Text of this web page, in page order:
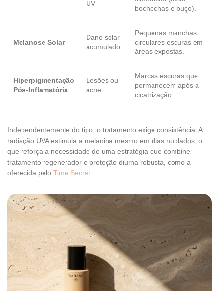
UV
bochechas e buço).
Melanose Solar
Dano solar
acumulado
Pequenas manchas
circulares escuras em
áreas expostas.
Hiperpigmentação
Pós-Inflamatória
Lesões ou
acne
Marcas escuras que
permanecem após a
cicatrização.
Independentemente do tipo, o tratamento exige consistência. A
radiação UVA estimula a melanina mesmo em dias nublados, o
que reforça a necessidade de uma estratégia que combine
tratamento regenerador e proteção diurna robusta, como a
oferecida pelo Time Secret.